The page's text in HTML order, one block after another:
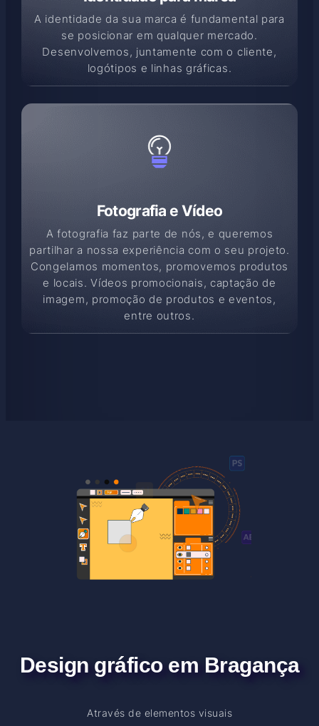
A identidade da sua marca é fundamental para
se posicionar em qualquer mercado.
Desenvolvemos, juntamente com o cliente,
logótipos e linhas gráficas.
Fotografia e Vídeo
A fotografia faz parte de nós, e queremos
partilhar a nossa experiência com o seu projeto.
Congelamos momentos, promovemos produtos
e locais. Vídeos promocionais, captação de
imagem, promoção de produtos e eventos,
entre outros.
Design gráfico em Bragança
Através de elementos visuais